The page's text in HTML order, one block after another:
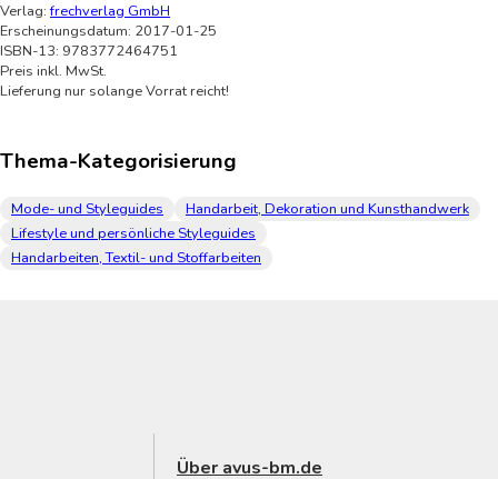
Verlag:frechverlag GmbH
Erscheinungsdatum: 2017-01-25
ISBN-13: 9783772464751
Preis inkl. MwSt.
Lieferung nur solange Vorrat reicht!
Thema-Kategorisierung
Mode- und Styleguides
Handarbeit, Dekoration und Kunsthandwerk
Lifestyle und persönliche Styleguides
Handarbeiten, Textil- und Stoffarbeiten
Über avus-bm.de